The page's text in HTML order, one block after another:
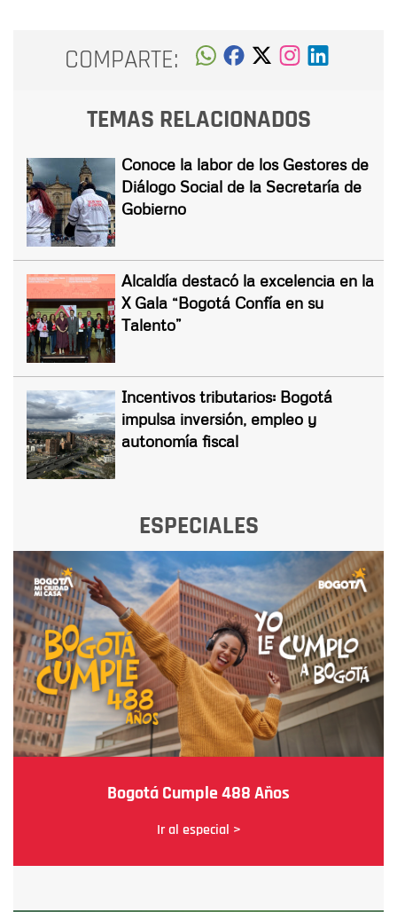
COMPARTE:
TEMAS RELACIONADOS
Conoce la labor de los Gestores de
Diálogo Social de la Secretaría de
Gobierno
Alcaldía destacó la excelencia en la
X Gala “Bogotá Confía en su
Talento”
Incentivos tributarios: Bogotá
impulsa inversión, empleo y
autonomía fiscal
ESPECIALES
Bogotá Cumple 488 Años
Ir al especial >